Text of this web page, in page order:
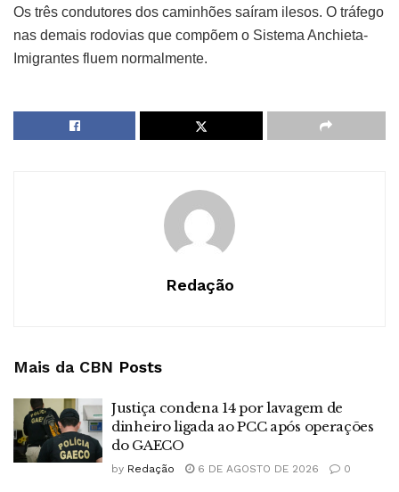
Os três condutores dos caminhões saíram ilesos. O tráfego
nas demais rodovias que compõem o Sistema Anchieta-
Imigrantes fluem normalmente.
Redação
Mais da CBN Posts
Justiça condena 14 por lavagem de
dinheiro ligada ao PCC após operações
do GAECO
by Redação 6 DE AGOSTO DE 2026 0